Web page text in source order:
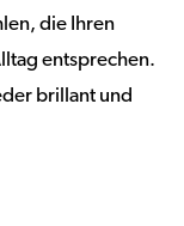
die Ihren
entsprechen.
brillant und